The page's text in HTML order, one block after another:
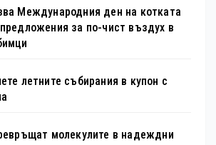
Международния ден на котката
за по-чист въздух в
летните събирания в купон с
молекулите в надеждни